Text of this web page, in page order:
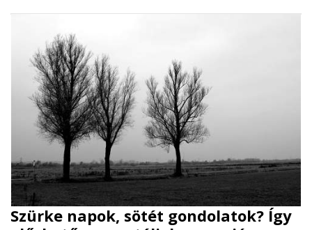
Szürke napok, sötét gondolatok? Így